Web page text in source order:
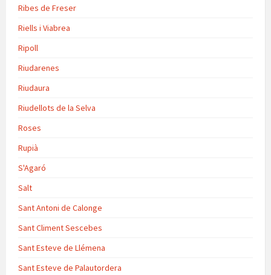
Ribes de Freser
Riells i Viabrea
Ripoll
Riudarenes
Riudaura
Riudellots de la Selva
Roses
Rupià
S'Agaró
Salt
Sant Antoni de Calonge
Sant Climent Sescebes
Sant Esteve de Llémena
Sant Esteve de Palautordera